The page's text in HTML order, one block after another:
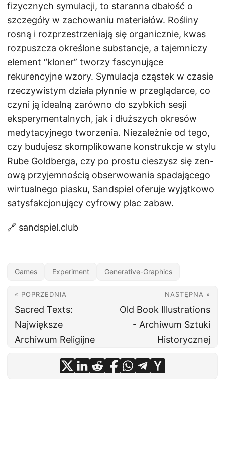
fizycznych symulacji, to staranna dbałość o
szczegóły w zachowaniu materiałów. Rośliny
rosną i rozprzestrzeniają się organicznie, kwas
rozpuszcza określone substancje, a tajemniczy
element “kloner” tworzy fascynujące
rekurencyjne wzory. Symulacja cząstek w czasie
rzeczywistym działa płynnie w przeglądarce, co
czyni ją idealną zarówno do szybkich sesji
eksperymentalnych, jak i dłuższych okresów
medytacyjnego tworzenia. Niezależnie od tego,
czy budujesz skomplikowane konstrukcje w stylu
Rube Goldberga, czy po prostu cieszysz się zen-
ową przyjemnością obserwowania spadającego
wirtualnego piasku, Sandspiel oferuje wyjątkowo
satysfakcjonujący cyfrowy plac zabaw.
🔗 sandspiel.club
Games Experiment Generative-Graphics
« POPRZEDNIA
Sacred Texts:
Największe
Archiwum Religijne
NASTĘPNA »
Old Book Illustrations
- Archiwum Sztuki
Historycznej